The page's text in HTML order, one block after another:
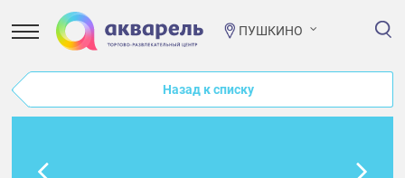
ПУШКИНО
Назад к списку